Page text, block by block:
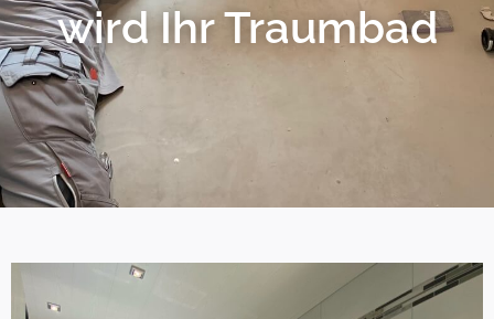
wird Ihr Traumbad